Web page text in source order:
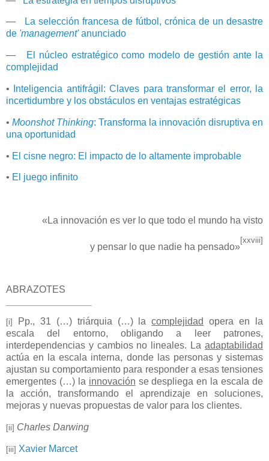
—
La selección francesa de fútbol, crónica de un desastre
de 'management'anunciado
—
El núcleo estratégico como modelo de gestión ante la
complejidad
•
Inteligencia antifrágil: Claves para transformar el error, la
incertidumbre y los obstáculos en ventajas estratégicas
• Moonshot Thinking: Transforma la innovación disruptiva en
una oportunidad
• El cisne negro: El impacto de lo altamente improbable
• El juego infinito
«La innovación es ver lo que todo el mundo ha visto
y pensar lo que nadie ha pensado»
[xxviii]
ABRAZOTES
[i] Pp., 31 (…) triárquia (…) lacomplejidad
opera en la
escala del entorno, obligando a leer patrones,
interdependencias y cambios no lineales. La adaptabilidad
actúa en la escala interna, donde las personas y sistemas
ajustan su comportamiento para responder a esas tensiones
emergentes (…) la innovación se despliega en la escala de
la acción, transformando el aprendizaje en soluciones,
mejoras y nuevas propuestas de valor para los clientes.
[ii] Charles Darwing
[iii] Xavier Marcet